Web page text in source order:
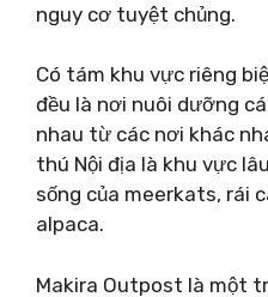
nguy cơ tuyệt chủng.
Có tám khu vực riêng
đều là nơi nuôi dưỡng
nhau từ các nơi khác
thú Nội địa là khu vực
sống của meerkats, rái
alpaca.
Makira Outpost là một